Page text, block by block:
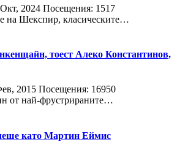
2024 Посещения: 1517
на Шекспир, класическите…
тоест Алеко Константинов,
2015 Посещения: 16950
от най-фрустрираните…
като Мартин Еймис